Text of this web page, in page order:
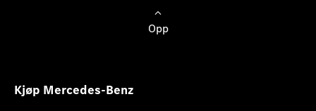
Opp
Kjøp Mercedes-Benz